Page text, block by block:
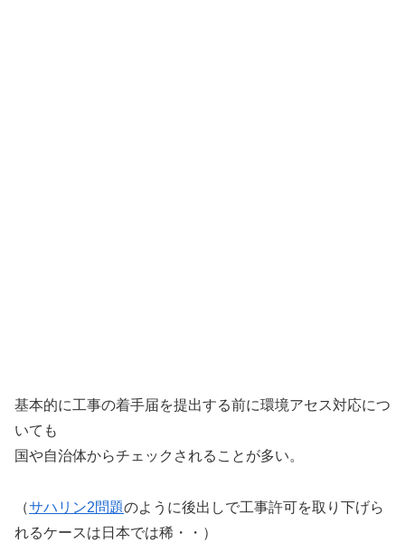
基本的に工事の着手届を提出する前に環境アセス対応につ
いても
国や自治体からチェックされることが多い。
（サハリン2問題のように後出しで工事許可を取り下げら
れるケースは日本では稀・・）